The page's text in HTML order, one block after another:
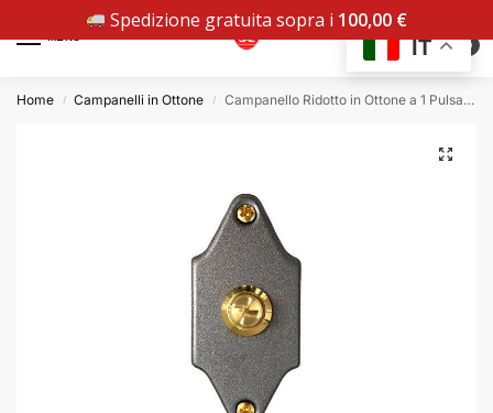
0
Home / Campanelli in Ottone / Campanello Ridotto in Ottone a 1 Pulsante Verniciato Grafite P16-G
IT
Spedizione gratuita sopra i 100,00 €